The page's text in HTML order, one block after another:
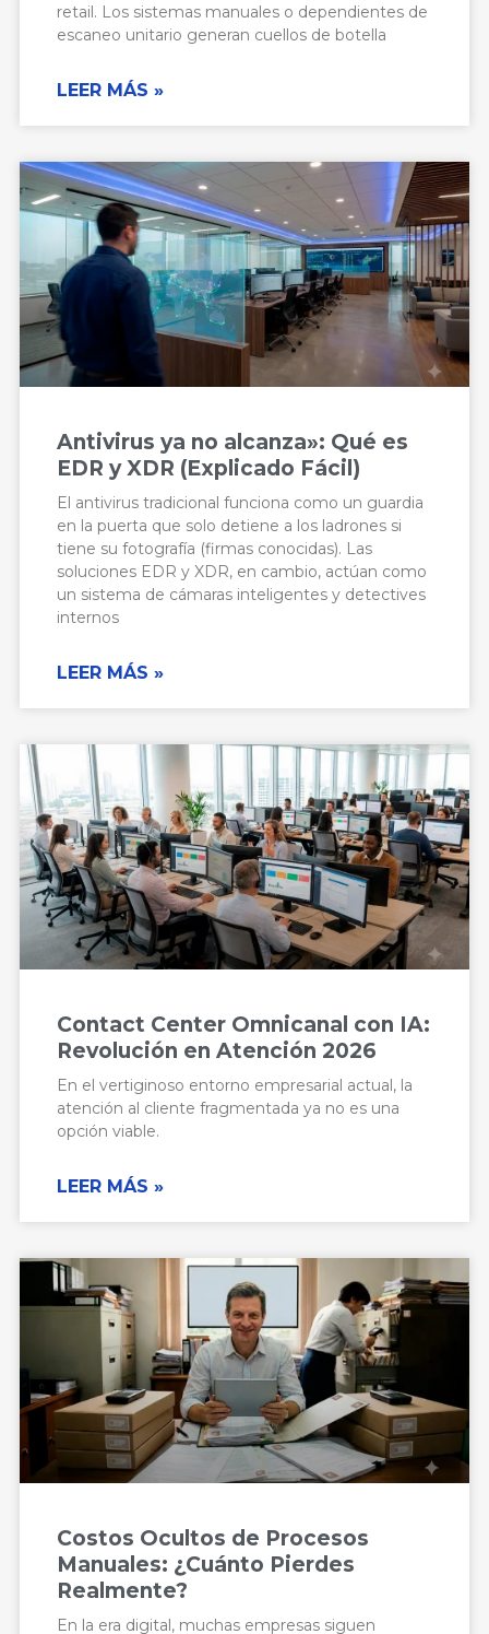
retail. Los sistemas manuales o dependientes de
escaneo unitario generan cuellos de botella
LEER MÁS »
Antivirus ya no alcanza»: Qué es
EDR y XDR (Explicado Fácil)
El antivirus tradicional funciona como un guardia
en la puerta que solo detiene a los ladrones si
tiene su fotografía (firmas conocidas). Las
soluciones EDR y XDR, en cambio, actúan como
un sistema de cámaras inteligentes y detectives
internos
LEER MÁS »
Contact Center Omnicanal con IA:
Revolución en Atención 2026
En el vertiginoso entorno empresarial actual, la
atención al cliente fragmentada ya no es una
opción viable.
LEER MÁS »
Costos Ocultos de Procesos
Manuales: ¿Cuánto Pierdes
Realmente?
En la era digital, muchas empresas siguen